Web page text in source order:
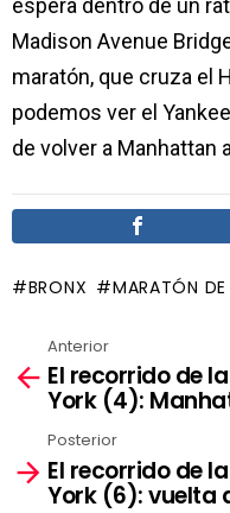
espera dentro de un
Madison Avenue
maratón, que cruza el
podemos ver el
de volver a Manhattan
BRONX MARATÓN
más
Anterior
El recorrido de
York (4):
Posterior
El recorrido de
York (6): vuelta